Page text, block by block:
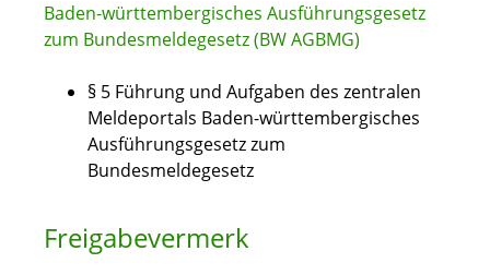
Baden-württembergisches Ausführungsgesetz
zum Bundesmeldegesetz(BW AGBMG)
§ 5 Führung und Aufgaben des zentralen
Meldeportals Baden-württembergisches
Ausführungsgesetz zum
Bundesmeldegesetz
Freigabevermerk